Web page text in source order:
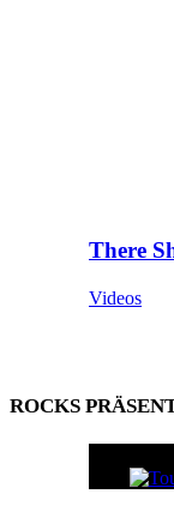
There
Videos
ROCKS